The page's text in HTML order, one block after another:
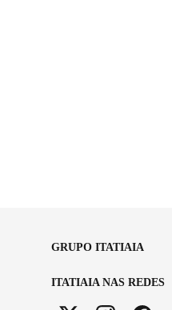
GRUPO ITATIAIA
ITATIAIA NAS REDES